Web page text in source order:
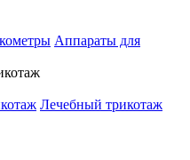
Аппараты для
Лечебный трикотаж